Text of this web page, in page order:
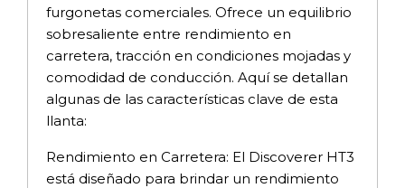
furgonetas comerciales. Ofrece un equilibrio
sobresaliente entre rendimiento en
carretera, tracción en condiciones mojadas y
comodidad de conducción. Aquí se detallan
algunas de las características clave de esta
llanta:
Rendimiento en Carretera: El Discoverer HT3
está diseñado para brindar un rendimiento